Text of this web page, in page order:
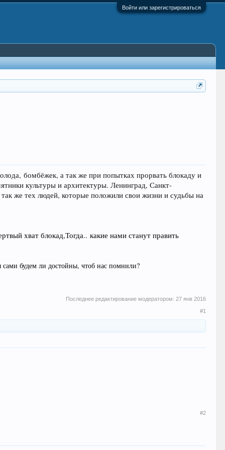
Войти или зарегистрироваться
бомбёжек, а так же при попытках прорвать блокаду и
культуры и архитектуры. Ленинград, Санкт-
же тех людей, которые положили свои жизни и судьбы на
хват блокад,Тогда..какие нами станут править
будем ли достойны, чтоб нас помнили?
Последнее редактирование модератором: 27 янв 2016
#1
#2